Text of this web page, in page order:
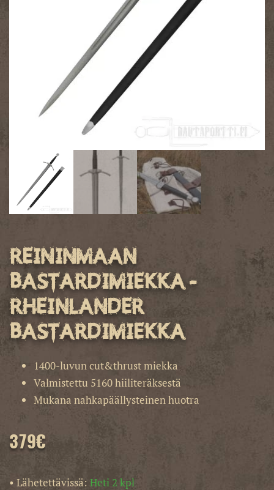
Reininmaan
bastardimiekka -
Rheinlander
bastardimiekka
1400-luvun cut&thrust miekka
Valmistettu 5160 hiiliteräksestä
Mukana nahkapäällysteinen huotra
379€
• Lähetettävissä: Heti 2 kpl